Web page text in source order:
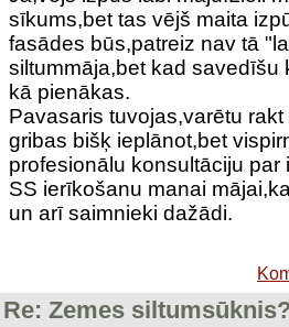
sīkums,bet tas vējš maita
fasādes būs,patreiz nav tā
siltummāja,bet kad savedīšu
kā pienākas.
Pavasaris tuvojas,varētu
gribas bišķ ieplānot,bet
profesionālu konsultāciju par
SS ierīkošanu manai
un arī saimnieki dažādi.
Re: Zemes siltumsūknis?